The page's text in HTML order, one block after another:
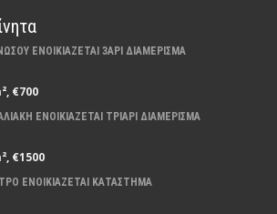
ΕΝΟΙΚΙΑΖΕΤΑΙ 3ΑΡΙ ΔΙΑΜΕΡΙΣΜΑ
€700
ΕΝΟΙΚΙΑΖΕΤΑΙ ΤΡΙΑΡΙ ΔΙΑΜΕΡΙΣΜΑ
€1500
ΕΝΟΙΚΙΑΖΕΤΑΙ ΚΑΤΑΣΤΗΜΑ